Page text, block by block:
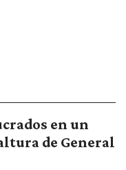
en un
de General